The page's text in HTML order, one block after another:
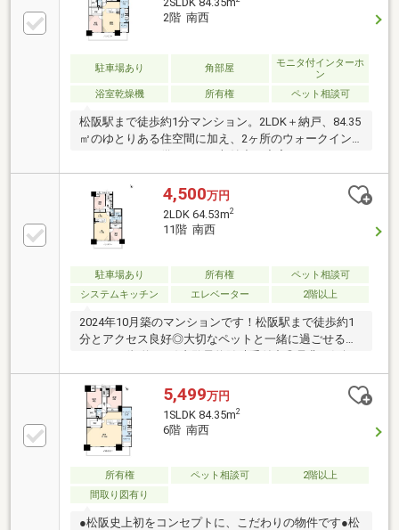
2階 南西
駐車場あり 角部屋
モニタ付インターホ
ン
浴室乾燥機
所有権 ペット相談可
松阪駅まで徒歩約1分マンション。2LDK＋納戸、84.35
㎡のゆとりある住空間に加え、2ヶ所のウォークイン
クローゼットを備えており収納力も充実しています。
南西角部屋につき陽当たり・通風良好。パウダールー
ム横にはユーティリティルームがあり、家事や収納ス
ペースとして多用途に活用できます。ペット飼育可
（規約あり）なので大切なご家族と快適に暮らせる住
まいです。ご内覧予約随時受付中！ぜひお気軽にお問
具はAIにより削除しております。
4,500万円
2LDK 64.53m2
11階 南西
駐車場あり 所有権
ペット相談可
システムキッチン
エレベーター 2階以上
2024年10月築のマンションです！松阪駅まで徒歩約1
分とアクセス良好◎大切なペットと一緒に過ごせるマ
ンション(規約あり)内覧予約随時受付中◎是非を気軽
にお問い合わせ下さい！
5,499万円
1SLDK 84.35m2
6階 南西
所有権 ペット相談可
2階以上
間取り図有り
●松阪史上初をコンセプトに、こだわりの物件です●松